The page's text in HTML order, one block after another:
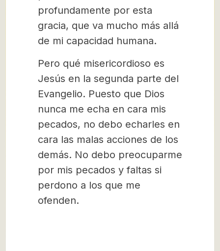
profundamente por esta
gracia, que va mucho más allá
de mi capacidad humana.
Pero qué misericordioso es
Jesús en la segunda parte del
Evangelio. Puesto que Dios
nunca me echa en cara mis
pecados, no debo echarles en
cara las malas acciones de los
demás. No debo preocuparme
por mis pecados y faltas si
perdono a los que me
ofenden.